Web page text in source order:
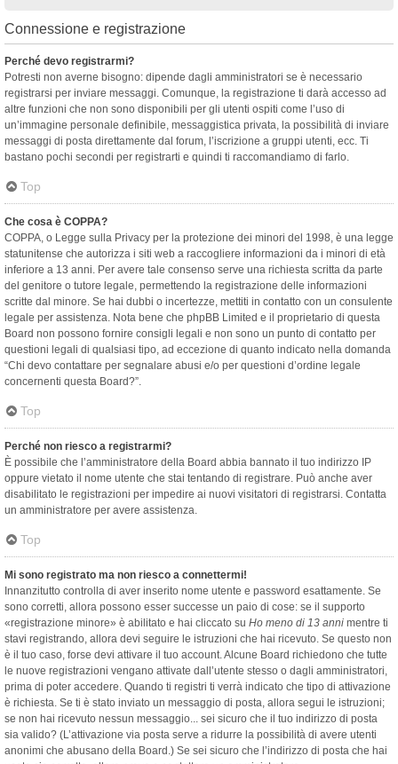
Connessione e registrazione
Perché devo registrarmi?
Potresti non averne bisogno: dipende dagli amministratori se è necessario
registrarsi per inviare messaggi. Comunque, la registrazione ti darà accesso ad
altre funzioni che non sono disponibili per gli utenti ospiti come l’uso di
un’immagine personale definibile, messaggistica privata, la possibilità di inviare
messaggi di posta direttamente dal forum, l’iscrizione a gruppi utenti, ecc. Ti
bastano pochi secondi per registrarti e quindi ti raccomandiamo di farlo.
Top
Che cosa è COPPA?
COPPA, o Legge sulla Privacy per la protezione dei minori del 1998, è una legge
statunitense che autorizza i siti web a raccogliere informazioni da i minori di età
inferiore a 13 anni. Per avere tale consenso serve una richiesta scritta da parte
del genitore o tutore legale, permettendo la registrazione delle informazioni
scritte dal minore. Se hai dubbi o incertezze, mettiti in contatto con un consulente
legale per assistenza. Nota bene che phpBB Limited e il proprietario di questa
Board non possono fornire consigli legali e non sono un punto di contatto per
questioni legali di qualsiasi tipo, ad eccezione di quanto indicato nella domanda
“Chi devo contattare per segnalare abusi e/o per questioni d’ordine legale
concernenti questa Board?”.
Top
Perché non riesco a registrarmi?
È possibile che l’amministratore della Board abbia bannato il tuo indirizzo IP
oppure vietato il nome utente che stai tentando di registrare. Può anche aver
disabilitato le registrazioni per impedire ai nuovi visitatori di registrarsi. Contatta
un amministratore per avere assistenza.
Top
Mi sono registrato ma non riesco a connettermi!
Innanzitutto controlla di aver inserito nome utente e password esattamente. Se
sono corretti, allora possono esser successe un paio di cose: se il supporto
«registrazione minore» è abilitato e hai cliccato su Ho meno di 13 anni mentre ti
stavi registrando, allora devi seguire le istruzioni che hai ricevuto. Se questo non
è il tuo caso, forse devi attivare il tuo account. Alcune Board richiedono che tutte
le nuove registrazioni vengano attivate dall’utente stesso o dagli amministratori,
prima di poter accedere. Quando ti registri ti verrà indicato che tipo di attivazione
è richiesta. Se ti è stato inviato un messaggio di posta, allora segui le istruzioni;
se non hai ricevuto nessun messaggio... sei sicuro che il tuo indirizzo di posta
sia valido? (L’attivazione via posta serve a ridurre la possibilità di avere utenti
anonimi che abusano della Board.) Se sei sicuro che l’indirizzo di posta che hai